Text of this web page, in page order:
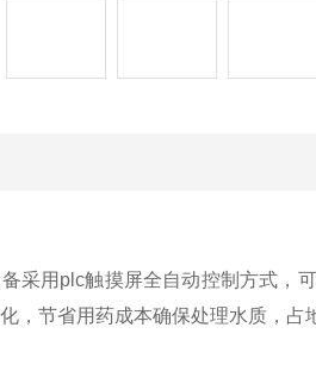
采用plc触摸屏全自动控制方式，
，节省用药成本确保处理水质，